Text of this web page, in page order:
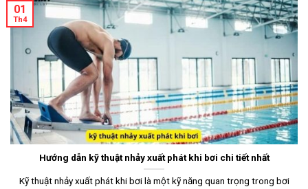
Hướng dẫn kỹ thuật nhảy xuất phát khi bơi chi tiết nhất
Kỹ thuật nhảy xuất phát khi bơi là một kỹ năng quan trọng trong bơi
01
Th4